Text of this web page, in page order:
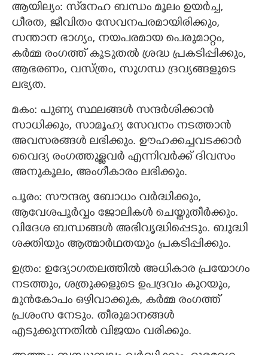
ആയില്യം: സ്‌നേഹ ബന്ധം മൂലം ഉയർച്ച,
ധീരത, ജീവിതം സേവനപരമായിരിക്കും,
സന്താന ഭാഗ്യം, നയപരമായ പെരുമാറ്റം,
കർമ്മ രംഗത്ത് കൂടുതൽ ശ്രദ്ധ പ്രകടിപ്പിക്കും,
ആഭരണം, വസ്ത്രം, സുഗന്ധ ദ്രവ്യങ്ങളുടെ
ലഭ്യത.
മകം: പുണ്യ സ്ഥലങ്ങൾ സന്ദർശിക്കാൻ
സാധിക്കും, സാമൂഹ്യ സേവനം നടത്താൻ
അവസരങ്ങൾ ലഭിക്കും. ഊഹക്കച്ചവടക്കാർ
വൈദ്യ രംഗത്തുള്ളവർ എന്നിവർക്ക് ദിവസം
അനുകൂലം, അംഗീകാരം ലഭിക്കും.
പൂരം: സൗന്ദര്യ ബോധം വർദ്ധിക്കും,
ആവേശപൂർവ്വം ജോലികൾ ചെയ്തുതീർക്കും.
വിദേശ ബന്ധങ്ങൾ അഭിവൃദ്ധിപ്പെടും. ബുദ്ധി
ശക്തിയും ആത്മാർഥതയും പ്രകടിപ്പിക്കും.
ഉത്രം: ഉദ്യോഗതലത്തിൽ അധികാര പ്രയോഗം
നടത്തും, ശത്രുക്കളുടെ ഉപദ്രവം കുറയും,
മുൻകോപം ഒഴിവാക്കുക, കർമ്മ രംഗത്ത്
പ്രശംസ നേടും. തീരുമാനങ്ങൾ
എടുക്കുന്നതിൽ വിജയം വരിക്കും.